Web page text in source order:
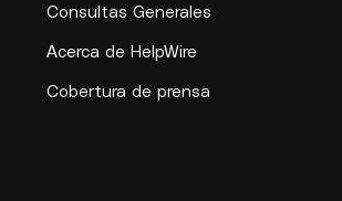
Consultas Generales
Acerca de HelpWire
Cobertura de prensa